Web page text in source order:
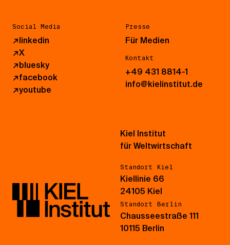
Social Media
↗linkedin
↗X
↗bluesky
↗facebook
↗youtube
Presse
Für Medien
Kontakt
+49 431 8814-1
info@kielinstitut.de
Kiel Institut
für Weltwirtschaft
Standort Kiel
Kiellinie 66
24105 Kiel
Standort Berlin
Chausseestraße 111
10115 Berlin